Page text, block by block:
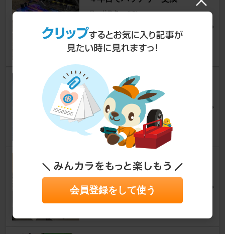
ロードスター [ND]
16
8
バッテリー軽量化！
ロードスター [ND]
tako-yama（kinkon）さん
50
21
X36L3-BS12)交換
ロードスター [ND]
みか@NDTurboさん
25
5
会員登録をして使う